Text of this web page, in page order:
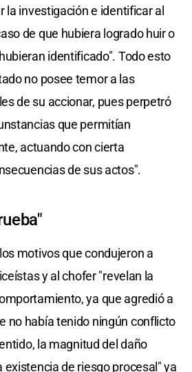
la investigación e identificar al
de que hubiera logrado huir o
identificado". Todo esto
no posee temor a las
de su accionar, pues perpetró
que permitían
actuando con cierta
de sus actos".
motivos que condujeron a
y al chofer "revelan la
ya que agredió a
no había tenido ningún conflicto
la magnitud del daño
existencia de riesgo procesal" ya